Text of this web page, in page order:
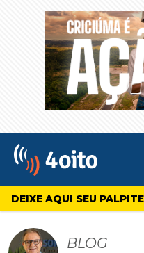
4oito
DEIXE AQUI SEU
BLOG